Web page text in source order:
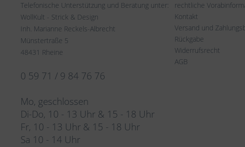
Telefonische Unterstützung und Beratung unter:
WollKult - Strick & Design
Inh. Marianne Reckels-Albrecht
Münstertraße 5
48431 Rheine
0 59 71 / 9 84 76 76
Mo, geschlossen
Di-Do, 10 - 13 Uhr & 15 - 18 Uhr
Fr, 10 - 13 Uhr & 15 - 18 Uhr
Sa 10 - 14 Uhr
rechtliche
Kontakt
Versand und
Rückgabe
Widerrufsrecht
AGB